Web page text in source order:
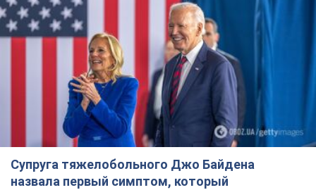
Супруга тяжелобольного Джо Байдена
назвала первый симптом, который